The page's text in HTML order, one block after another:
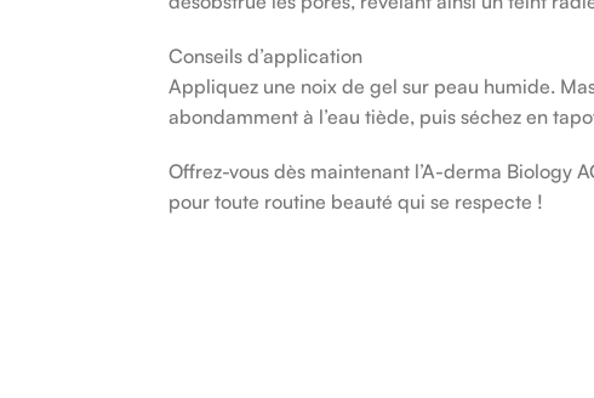
Conseils d’application
Appliquez une noix de gel sur peau humide.
abondamment à l’eau tiède, puis séchez en
Offrez-vous dès maintenant l’A-derma Biology
pour toute routine beauté qui se respecte !